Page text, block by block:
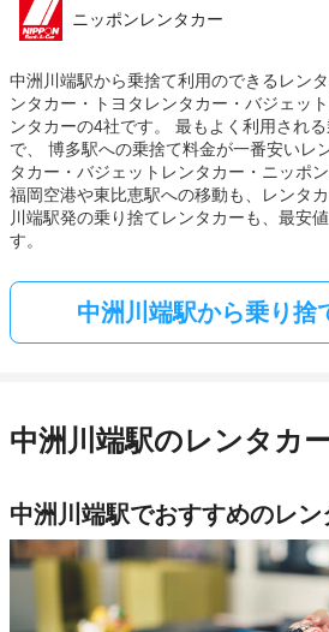
ニッポンレンタカー
中洲川端駅から乗捨て利用のできるレン
ンタカー・トヨタレンタカー・バジェッ
ンタカーの4社です。 最もよく利用され
で、 博多駅への乗捨て料金が一番安いレ
タカー・バジェットレンタカー・ニッポ
福岡空港や東比恵駅への移動も、レンタ
川端駅発の乗り捨てレンタカーも、最安
す。
中洲川端駅から乗り捨
中洲川端駅のレンタカ
中洲川端駅でおすすめのレ